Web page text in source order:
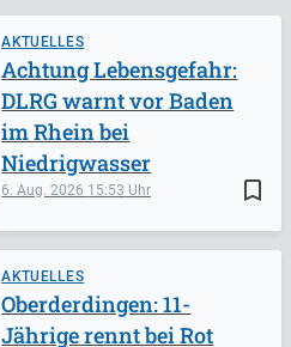
AKTUELLES
bookmark_border
6. Aug. 2026 15:53
Achtung Lebensgefahr:
DLRG warnt vor Baden
im Rhein bei
Niedrigwasser
AKTUELLES
Oberderdingen: 11-
Jährige rennt bei Rot